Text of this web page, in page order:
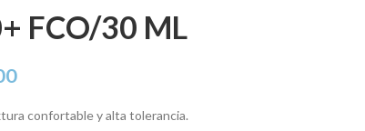
FCO/30 ML
confortable y alta tolerancia.